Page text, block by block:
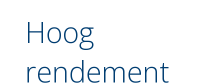
Hoog
rendement